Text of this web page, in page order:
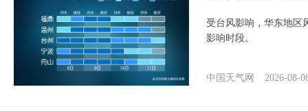
受台风影响，华东地区
影响时段。
中国天气网 2026-08-